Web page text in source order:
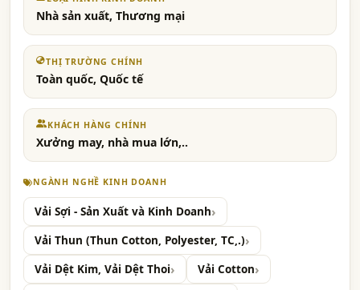
Nhà sản xuất, Thương mại
THỊ TRƯỜNG CHÍNH
Toàn quốc, Quốc tế
KHÁCH HÀNG CHÍNH
Xưởng may, nhà mua lớn,..
NGÀNH NGHỀ KINH DOANH
Vải Sợi - Sản Xuất và Kinh Doanh
Vải Thun (Thun Cotton, Polyester, TC,.)
Vải Dệt Kim, Vải Dệt Thoi
Vải Cotton